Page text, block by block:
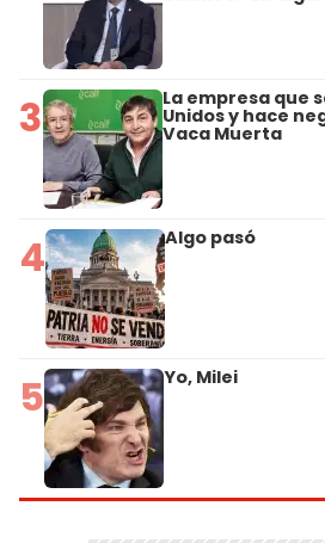
3 La empresa que
Unidos y hace
Vaca Muerta
4 Algo pasó
5 Yo, Milei